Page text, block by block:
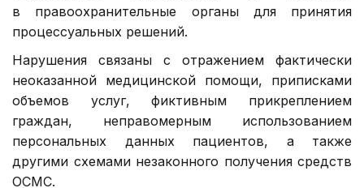
в правоохранительные органы для принятия
процессуальных решений.
Нарушения связаны с отражением фактически
неоказанной медицинской помощи, приписками
объемов услуг, фиктивным прикреплением
граждан, неправомерным использованием
персональных данных пациентов, а также
другими схемами незаконного получения средств
ОСМС.